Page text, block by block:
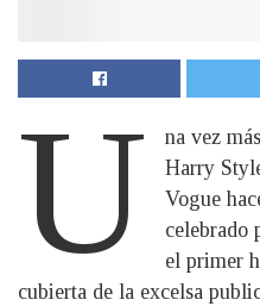
U
na vez
Harry
Vogue
celebrado
el primer
cubierta de la excelsa